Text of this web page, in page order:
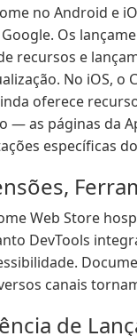
no Android e
Os
recursos e
No iOS,
oferece
— as páginas da
específicas
Web Store
DevTools
canais
de